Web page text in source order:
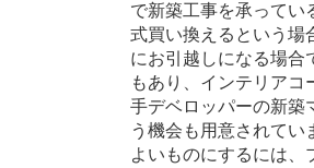
で新築工事を承ってい
式買い換えるという場
にお引越しになる場合
もあり、インテリア
手デベロッパーの新築
う機会も用意されて
よいものにするには、